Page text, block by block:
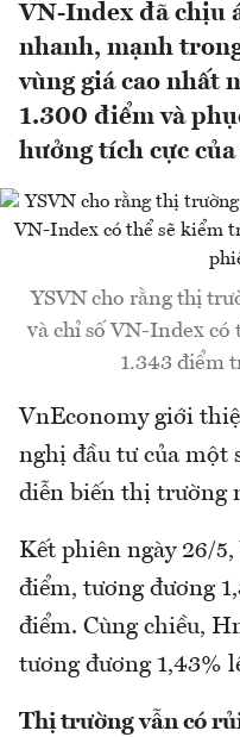
VN-Index đã chịu
nhanh, mạnh
vùng giá cao nhất
1.300 điểm và
hưởng tích cực
YSVN cho rằng thị
và chỉ số VN-Index có
1.343 điểm
VnEconomy giới
nghị đầu tư của một
diễn biến thị trường
Kết phiên ngày 26/
điểm, tương đương
điểm. Cùng chiều,
tương đương 1,43%
Thị trường vẫn có